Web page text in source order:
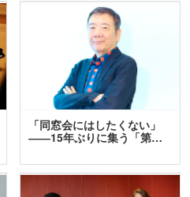
「同窓会にはしたくない」
――15年ぶりに集う「第…